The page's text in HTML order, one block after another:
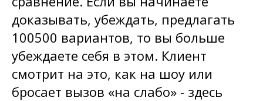
доказывать, убеждать, предлагать
100500 вариантов, то вы больше
убеждаете себя в этом. Клиент
смотрит на это, как на шоу или
бросает вызов «на слабо» - здесь